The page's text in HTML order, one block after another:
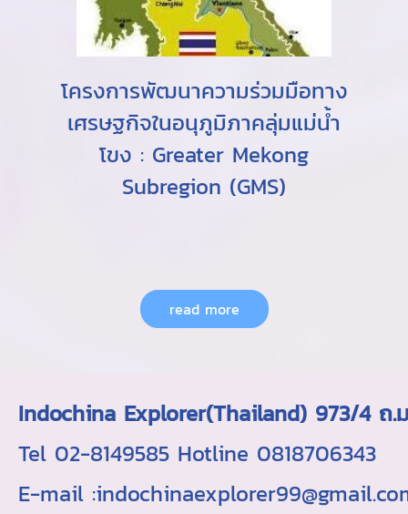
โครงการพัฒนาความร่วมมือทาง
เศรษฐกิจในอนุภูมิภาคลุ่มแม่น้ำ
โขง : Greater Mekong
Subregion (GMS)
read more
Indochina Explorer(Thailand) 973/4
Tel 02-8149585 Hotline 0818706343
E-mail